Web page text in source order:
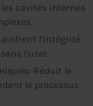
cavités internes
l’intégrité
l’user.
Réduit le
le processus